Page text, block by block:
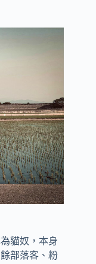
貓奴， 本身
部落客、 粉